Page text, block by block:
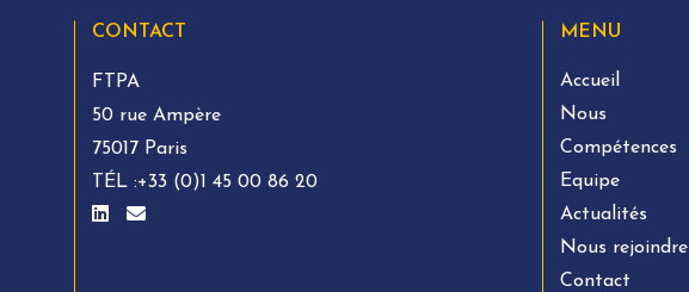
CONTACT
FTPA
50 rue Ampère
75017 Paris
TÉL :+33 (0)1 45 00 86 20
MENU
Accueil
Nous
Compétences
Equipe
Actualités
Nous rejoindre
Contact